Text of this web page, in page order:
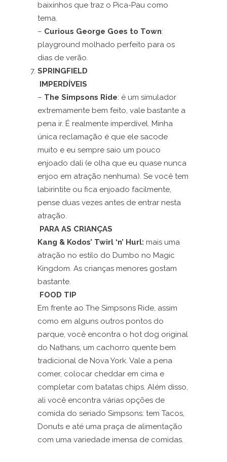
baixinhos que traz o Pica-Pau como
tema.
– Curious George Goes to Town:
playground molhado perfeito para os
dias de verão.
SPRINGFIELD
IMPERDÍVEIS
– The Simpsons Ride: é um simulador
extremamente bem feito, vale bastante a
pena ir. É realmente imperdível. Minha
única reclamação é que ele sacode
muito e eu sempre saio um pouco
enjoado dali (e olha que eu quase nunca
enjoo em atração nenhuma). Se você tem
labirintite ou fica enjoado facilmente,
pense duas vezes antes de entrar nesta
atração.
PARA AS CRIANÇAS
Kang & Kodos’ Twirl ‘n’ Hurl: mais uma
atração no estilo do Dumbo no Magic
Kingdom. As crianças menores gostam
bastante.
FOOD TIP
Em frente ao The Simpsons Ride, assim
como em alguns outros pontos do
parque, você encontra o hot dog original
do Nathans, um cachorro quente bem
tradicional de Nova York. Vale a pena
comer, colocar cheddar em cima e
completar com batatas chips. Além disso,
ali você encontra várias opções de
comida do seriado Simpsons: tem Tacos,
Donuts e até uma praça de alimentação
com uma variedade imensa de comidas.